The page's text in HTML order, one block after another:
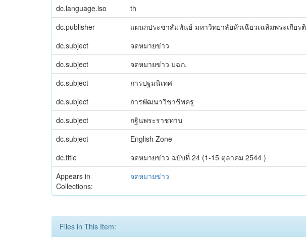
dc.language.iso th
dc.publisher
แผนกประชาสัมพันธ์ มหาวิทยาลัยหัวเฉียวเฉลิมพระเกียรติ
dc.subject
จดหมายข่าว
dc.subject
จดหมายข่าว มฉก.
dc.subject
การปฐมนิเทศ
dc.subject
การพัฒนาวิชาชีพครู
dc.subject
กฐินพระราชทาน
dc.subject
English Zone
dc.title
จดหมายข่าว ฉบับที่ 24 (1-15 ตุลาคม 2544 )
Appears in
Collections:
จดหมายข่าว
Files in This Item: